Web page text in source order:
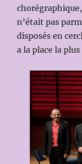
n’était pas
disposés en
a la place la